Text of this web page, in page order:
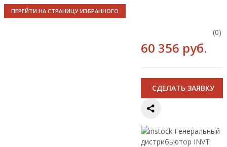
ПЕРЕЙТИ НА СТРАНИЦУ ИЗБРАННОГО
60 356 руб.
(0)
CДЕЛАТЬ ЗАЯВКУ
Генеральный
дистрибьютор INVT